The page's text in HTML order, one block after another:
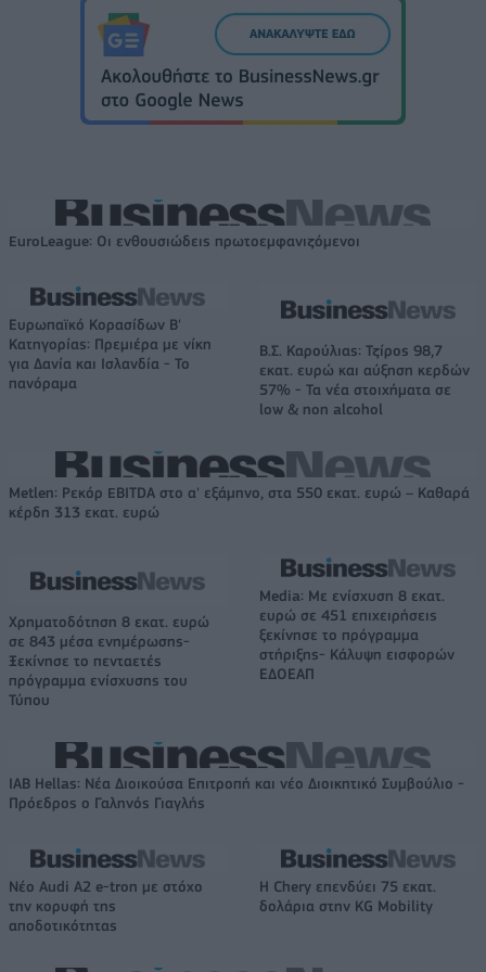
EuroLeague: Οι ενθουσιώδεις πρωτοεμφανιζόμενοι
Ευρωπαϊκό Κορασίδων Β'
Κατηγορίας: Πρεμιέρα με νίκη
για Δανία και Ισλανδία - Το
πανόραμα
Β.Σ. Καρούλιας: Τζίρος 98,7
εκατ. ευρώ και αύξηση κερδών
57% - Τα νέα στοιχήματα σε
low & non alcohol
Metlen: Ρεκόρ EBITDA στο α' εξάμηνο, στα 550 εκατ. ευρώ – Καθαρά
κέρδη 313 εκατ. ευρώ
Χρηματοδότηση 8 εκατ. ευρώ
σε 843 μέσα ενημέρωσης-
Ξεκίνησε το πενταετές
πρόγραμμα ενίσχυσης του
Τύπου
Media: Με ενίσχυση 8 εκατ.
ευρώ σε 451 επιχειρήσεις
ξεκίνησε το πρόγραμμα
στήριξης- Κάλυψη εισφορών
ΕΔΟΕΑΠ
IAB Hellas: Νέα Διοικούσα Επιτροπή και νέο Διοικητικό Συμβούλιο -
Πρόεδρος ο Γαληνός Γιαγλής
Νέο Audi A2 e-tron με στόχο
την κορυφή της
αποδοτικότητας
Η Chery επενδύει 75 εκατ.
δολάρια στην KG Mobility